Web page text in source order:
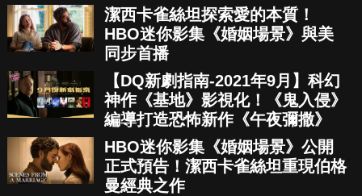
潔西卡雀絲坦探索愛的本質！
HBO迷你影集《婚姻場景》與美
同步首播
【DQ新劇指南-2021年9月】科幻
神作《基地》影視化！《鬼入侵》
編導打造恐怖新作《午夜彌撒》
HBO迷你影集《婚姻場景》公開
正式預告！潔西卡雀絲坦重現伯格
曼經典之作